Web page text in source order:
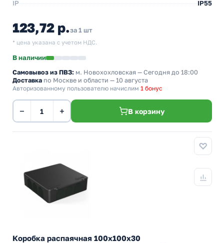
IP
IP55
123,72 р.за 1 шт
* цена указана с учетом НДС.
В наличии
Самовывоз из ПВЗ: м. Новохохловская — Сегодня до 18:00
Доставка по Москве и области — 10 августа
Авторизованному пользователю начислим 1 бонус
− + В корзину
Коробка распаячная 100х100х30